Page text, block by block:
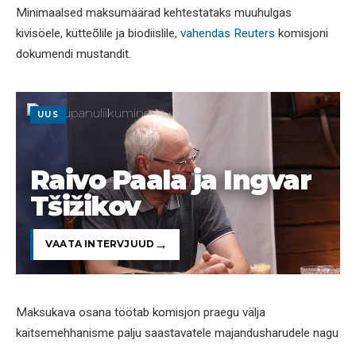
Minimaalsed maksumäärad kehtestataks muuhulgas
kivisöele, kütteõlile ja biodiislile, vahendas Reuters komisjoni
dokumendi mustandit.
UUS
Raivo Paala ja Ingvar
Tšižikov
VAATA INTERVJUUD
Maksukava osana töötab komisjon praegu välja
kaitsemehhanisme palju saastavatele majandusharudele nagu